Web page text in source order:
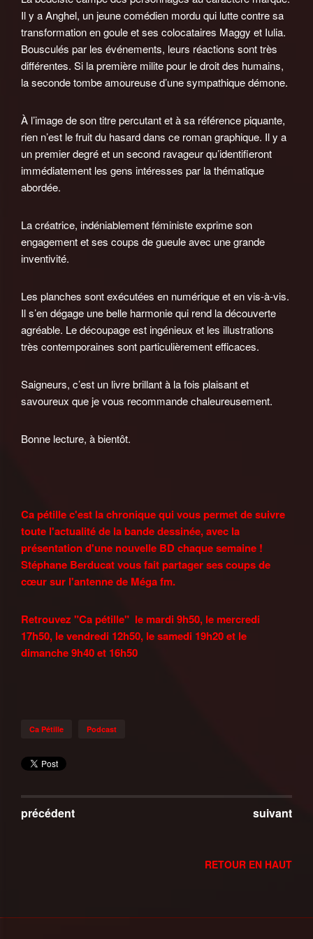
Il y a Anghel, un jeune comédien mordu qui lutte contre sa
transformation en goule et ses colocataires Maggy et Iulia.
Bousculés par les événements, leurs réactions sont très
différentes. Si la première milite pour le droit des humains,
la seconde tombe amoureuse d’une sympathique démone.
À l’image de son titre percutant et à sa référence piquante,
rien n’est le fruit du hasard dans ce roman graphique. Il y a
un premier degré et un second ravageur qu’identifieront
immédiatement les gens intéresses par la thématique
abordée.
La créatrice, indéniablement féministe exprime son
engagement et ses coups de gueule avec une grande
inventivité.
Les planches sont exécutées en numérique et en vis-à-vis.
Il s’en dégage une belle harmonie qui rend la découverte
agréable. Le découpage est ingénieux et les illustrations
très contemporaines sont particulièrement efficaces.
Saigneurs, c’est un livre brillant à la fois plaisant et
savoureux que je vous recommande chaleureusement.
Bonne lecture, à bientôt.
Ca pétille c'est la chronique qui vous permet de suivre
toute l'actualité de la bande dessinée, avec la
présentation d'une nouvelle BD chaque semaine !
Stéphane Berducat vous fait partager ses coups de
cœur sur l'antenne de Méga fm.
Retrouvez "Ca pétille" le mardi 9h50, le mercredi
17h50, le vendredi 12h50, le samedi 19h20 et le
dimanche 9h40 et 16h50
Ca Pétille Podcast
précédent suivant
RETOUR EN HAUT